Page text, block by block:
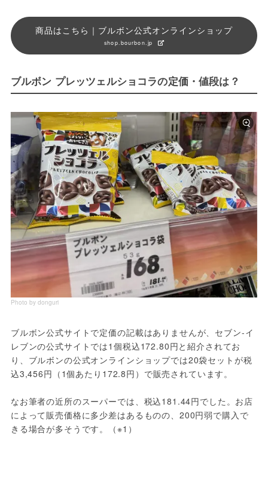
商品はこちら｜ブルボン公式オンラインショップ
shop.bourbon.jp
ブルボン プレッツェルショコラの定価・値段は？
Photo by donguri
ブルボン公式サイトで定価の記載はありませんが、セブン-イ
レブンの公式サイトでは1個税込172.80円と紹介されてお
り、ブルボンの公式オンラインショップでは20袋セットが税
込3,456円（1個あたり172.8円）で販売されています。
なお筆者の近所のスーパーでは、税込181.44円でした。お店
によって販売価格に多少差はあるものの、200円弱で購入で
きる場合が多そうです。（※1）